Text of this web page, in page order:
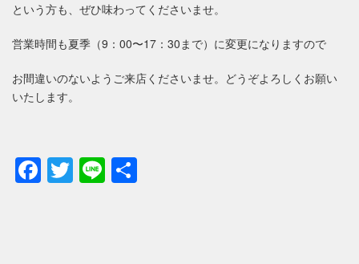
という方も、ぜひ味わってくださいませ。
営業時間も夏季（9：00〜17：30まで）に変更になりますので
お間違いのないようご来店くださいませ。どうぞよろしくお願い
いたします。
Facebook
Twitter
Line